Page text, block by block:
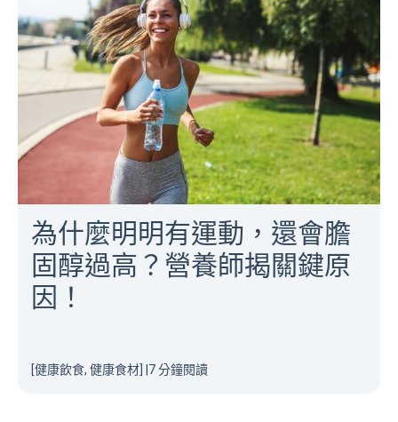
為什麼明明有運動，還會膽
固醇過高？營養師揭關鍵原
因！
[健康飲食, 健康食材] 7 分鐘閱讀